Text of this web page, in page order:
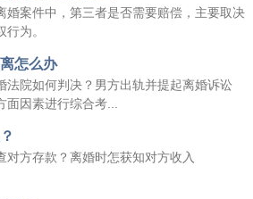
婚案件中，第三者是否需要赔偿，主要取决
为。
怎么办
院如何判决？男方出轨并提起离婚诉讼
因素进行综合考...
方存款？离婚时怎获知对方收入